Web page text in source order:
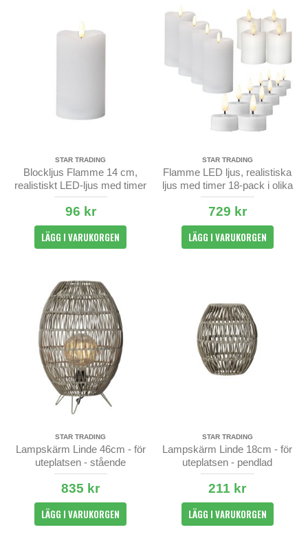
STAR TRADING
Blockljus Flamme 14 cm,
realistiskt LED-ljus med timer
96 kr
LÄGG I VARUKORGEN
STAR TRADING
Flamme LED ljus, realistiska
ljus med timer 18-pack i olika
storlekar
729 kr
LÄGG I VARUKORGEN
STAR TRADING
Lampskärm Linde 46cm - för
uteplatsen - stående
835 kr
LÄGG I VARUKORGEN
STAR TRADING
Lampskärm Linde 18cm - för
uteplatsen - pendlad
211 kr
LÄGG I VARUKORGEN